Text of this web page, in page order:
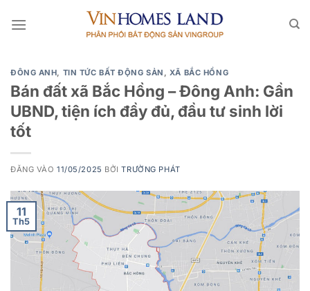
qua
ĐÔNG ANH, TIN TỨC BẤT ĐỘNG SẢN , XÃ BẮC HỒNG
Bán đất xã Bắc Hồng – Đông Anh: Gần
UBND, tiện ích đầy đủ, đầu tư sinh lời
tốt
ĐĂNG VÀO11/05/2025 BỞITRƯỜNG PHÁT
11
Th5